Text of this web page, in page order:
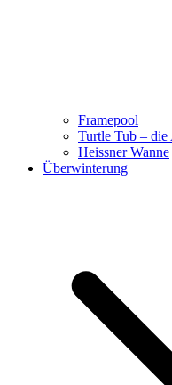
Framepool
Turtle Tub –
Heissner Wanne
Überwinterung